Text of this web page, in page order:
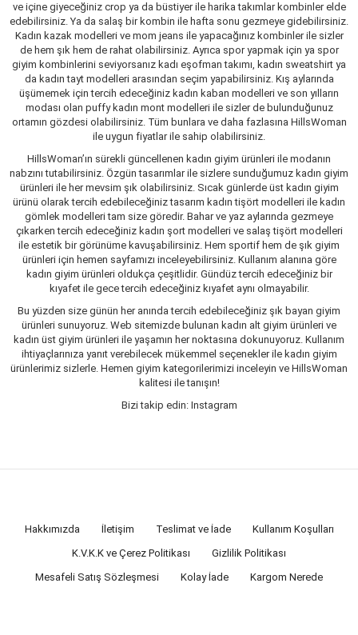
ve içine giyeceğiniz crop ya da büstiyer ile harika takımlar kombinler elde
edebilirsiniz. Ya da salaş bir kombin ile hafta sonu gezmeye gidebilirsiniz.
Kadın kazak modelleri ve mom jeans ile yapacağınız kombinler ile sizler
de hem şık hem de rahat olabilirsiniz. Ayrıca spor yapmak için ya spor
giyim kombinlerini seviyorsanız kadı eşofman takımı, kadın sweatshirt ya
da kadın tayt modelleri arasından seçim yapabilirsiniz. Kış aylarında
üşümemek için tercih edeceğiniz kadın kaban modelleri ve son yılların
modası olan puffy kadın mont modelleri ile sizler de bulunduğunuz
ortamın gözdesi olabilirsiniz. Tüm bunlara ve daha fazlasına HillsWoman
ile uygun fiyatlar ile sahip olabilirsiniz.
HillsWoman’ın sürekli güncellenen kadın giyim ürünleri ile modanın
nabzını tutabilirsiniz. Özgün tasarımlar ile sizlere sunduğumuz kadın giyim
ürünleri ile her mevsim şık olabilirsiniz. Sıcak günlerde üst kadın giyim
ürünü olarak tercih edebileceğiniz tasarım kadın tişört modelleri ile kadın
gömlek modelleri tam size göredir. Bahar ve yaz aylarında gezmeye
çıkarken tercih edeceğiniz kadın şort modelleri ve salaş tişört modelleri
ile estetik bir görünüme kavuşabilirsiniz. Hem sportif hem de şık giyim
ürünleri için hemen sayfamızı inceleyebilirsiniz. Kullanım alanına göre
kadın giyim ürünleri oldukça çeşitlidir. Gündüz tercih edeceğiniz bir
kıyafet ile gece tercih edeceğiniz kıyafet aynı olmayabilir.
Bu yüzden size günün her anında tercih edebileceğiniz şık bayan giyim
ürünleri sunuyoruz. Web sitemizde bulunan kadın alt giyim ürünleri ve
kadın üst giyim ürünleri ile yaşamın her noktasına dokunuyoruz. Kullanım
ihtiyaçlarınıza yanıt verebilecek mükemmel seçenekler ile kadın giyim
ürünlerimiz sizlerle. Hemen giyim kategorilerimizi inceleyin ve HillsWoman
kalitesi ile tanışın!
Bizi takip edin: Instagram
Hakkımızda İletişim Teslimat ve İade
Kullanım Koşulları
K.V.K.K ve Çerez Politikası
Gizlilik Politikası
Mesafeli Satış Sözleşmesi
Kolay İade Kargom Nerede